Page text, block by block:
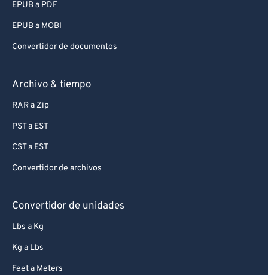
EPUB a PDF
EPUB a MOBI
Convertidor de documentos
Archivo & tiempo
RAR a Zip
PST a EST
CST a EST
Convertidor de archivos
Convertidor de unidades
Lbs a Kg
Kg a Lbs
Feet a Meters